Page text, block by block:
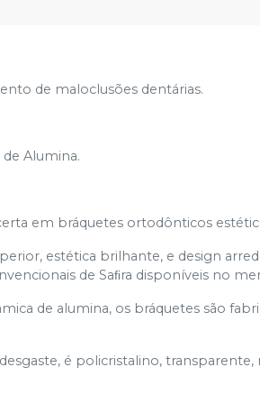
de maloclusões dentárias.
Alumina.
em bráquetes ortodônticos
estética brilhante, e design
de Saﬁra disponíveis no
de alumina, os bráquetes são
é policristalino,